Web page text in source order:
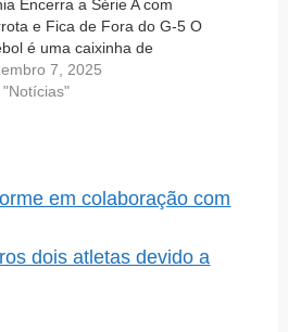
Encerra a Série A com
e Fica de Fora do G-5 O
é uma caixinha de
onde a emoção e a
andam de mãos dadas.
7, 2025
"Notícias"
em colaboração com
dois atletas devido a